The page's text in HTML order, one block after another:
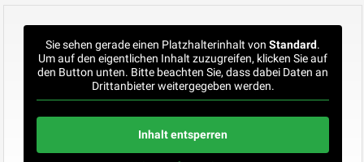
Sie sehen gerade einen Platzhalterinhalt von Standard.
Um auf den eigentlichen Inhalt zuzugreifen, klicken Sie auf
den Button unten. Bitte beachten Sie, dass dabei Daten an
Drittanbieter weitergegeben werden.
Inhalt entsperren